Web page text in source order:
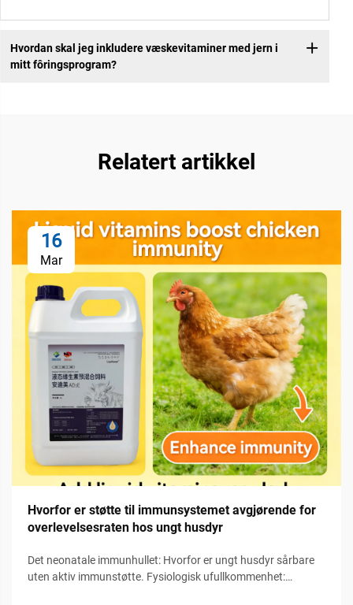
Hvordan skal jeg inkludere væskevitaminer med jern i
mitt fôringsprogram?
Relatert artikkel
16
Mar
Hvorfor er støtte til immunsystemet avgjørende for
overlevelsesraten hos ungt husdyr
Det neonatale immunhullet: Hvorfor er ungt husdyr sårbare
uten aktiv immunstøtte. Fysiologisk ufullkommenhet: